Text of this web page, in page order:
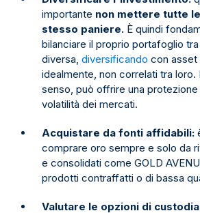
importante non mettere tutte
stesso paniere. È quindi
bilanciare il proprio portafoglio
diversa, diversificando con asset
idealmente, non correlati tra loro.
senso, può offrire una
volatilità dei mercati.
Acquistare da fonti affidabili:
comprare oro sempre e solo da
e consolidati come GOLD
prodotti contraffatti o di bassa
Valutare le opzioni di